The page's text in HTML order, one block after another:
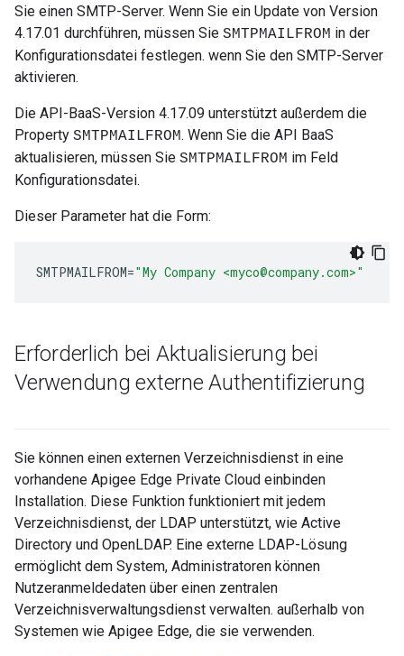
Sie einen SMTP-Server. Wenn Sie ein Update von Version
4.17.01 durchführen, müssen Sie SMTPMAILFROM in der
Konfigurationsdatei festlegen. wenn Sie den SMTP-Server
aktivieren.
Die API-BaaS-Version 4.17.09 unterstützt außerdem die
Property SMTPMAILFROM. Wenn Sie die API BaaS
aktualisieren, müssen Sie SMTPMAILFROM im Feld
Konfigurationsdatei.
Dieser Parameter hat die Form:
SMTPMAILFROM="My Company <myco@company.com>"
Erforderlich bei Aktualisierung bei
Verwendung externe Authentifizierung
Sie können einen externen Verzeichnisdienst in eine
vorhandene Apigee Edge Private Cloud einbinden
Installation. Diese Funktion funktioniert mit jedem
Verzeichnisdienst, der LDAP unterstützt, wie Active
Directory und OpenLDAP. Eine externe LDAP-Lösung
ermöglicht dem System, Administratoren können
Nutzeranmeldedaten über einen zentralen
Verzeichnisverwaltungsdienst verwalten. außerhalb von
Systemen wie Apigee Edge, die sie verwenden.